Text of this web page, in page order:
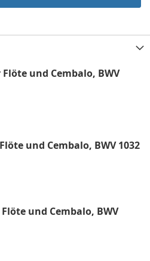
und Cembalo, BWV
und Cembalo, BWV 1032
und Cembalo, BWV